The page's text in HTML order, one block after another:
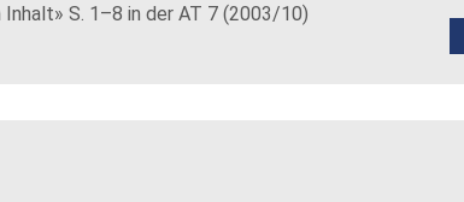
S. 1–8 in der AT 7 (2003/10)